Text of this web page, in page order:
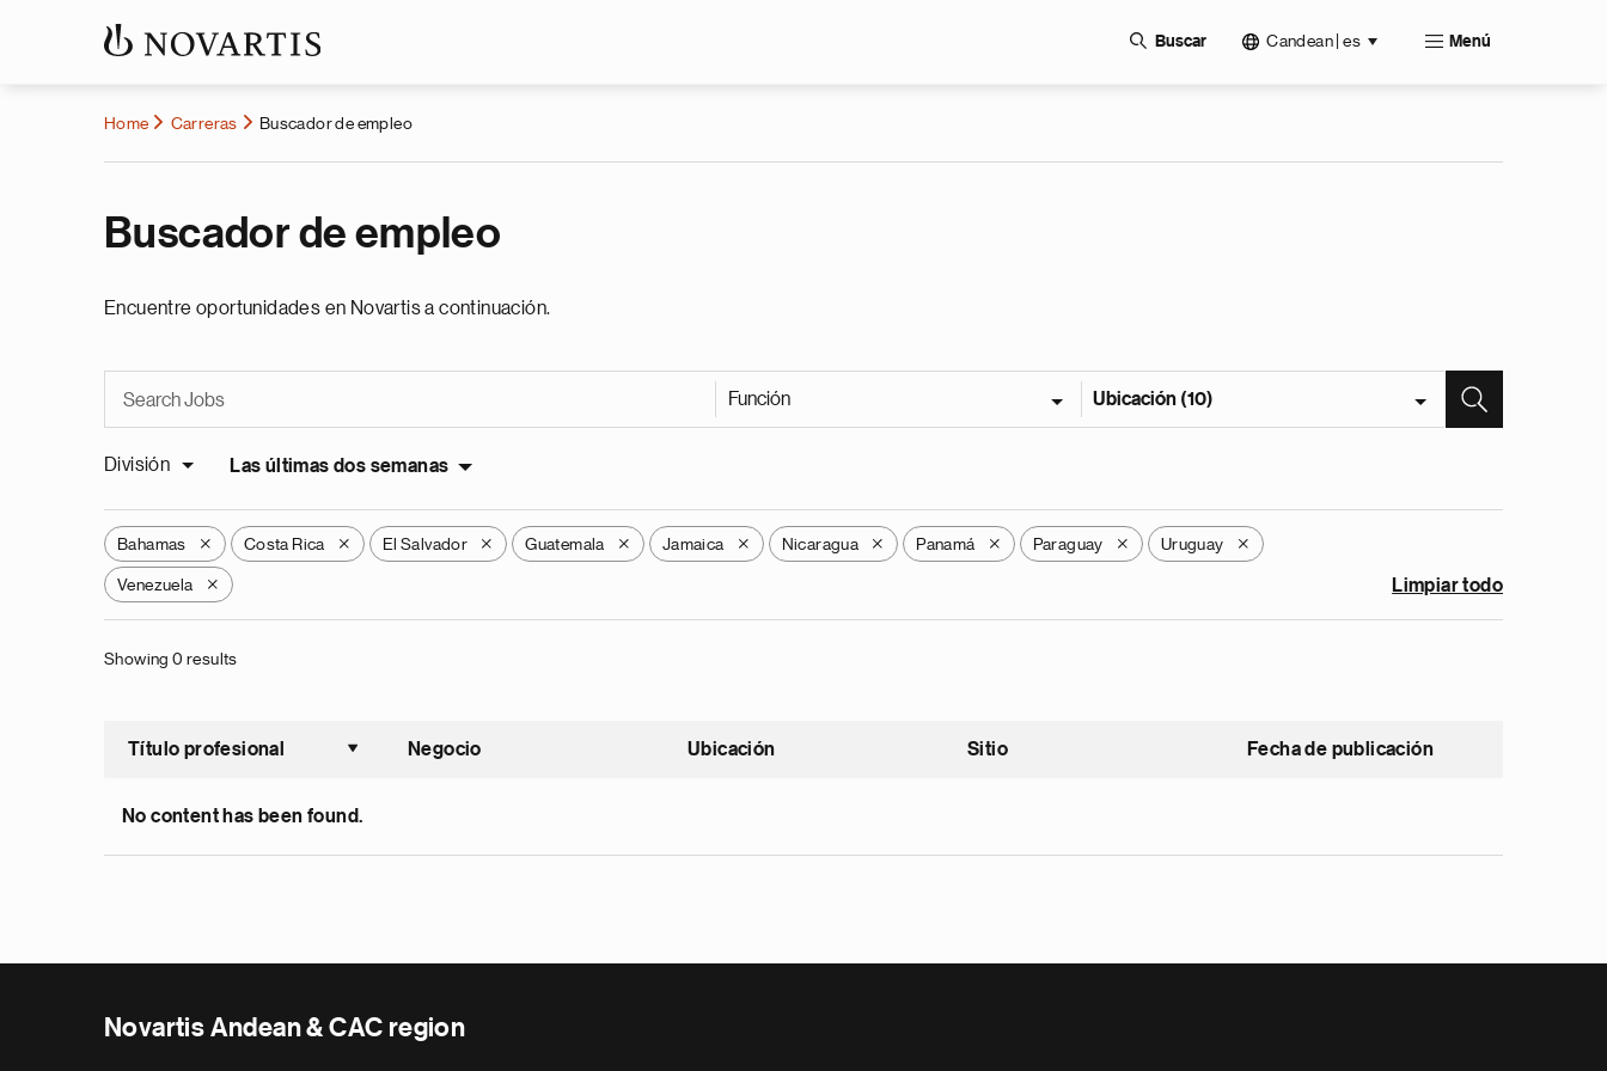
Buscar Candean | es Menú
Home Carreras Buscador de empleo
Buscador de empleo
Encuentre oportunidades en Novartis a continuación.
Función Ubicación (10)
División Las últimas dos semanas
Bahamas X Costa Rica X El Salvador X Guatemala X Jamaica X Nicaragua X Panamá X Paraguay X Uruguay X
Venezuela X Limpiar todo
Showing 0 results
Título profesional
Ordenar ascendente
Negocio Ubicación Sitio Fecha de publicación
No content has been found.
Novartis Andean & CAC region